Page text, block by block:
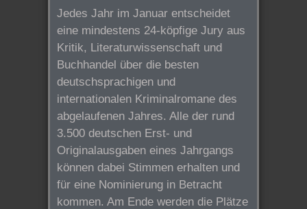
Jedes Jahr im Januar entscheidet
eine mindestens 24-köpfige Jury aus
Kritik, Literaturwissenschaft und
Buchhandel über die besten
deutschsprachigen und
internationalen Kriminalromane des
abgelaufenen Jahres. Alle der rund
3.500 deutschen Erst- und
Originalausgaben eines Jahrgangs
können dabei Stimmen erhalten und
für eine Nominierung in Betracht
kommen. Am Ende werden die Plätze